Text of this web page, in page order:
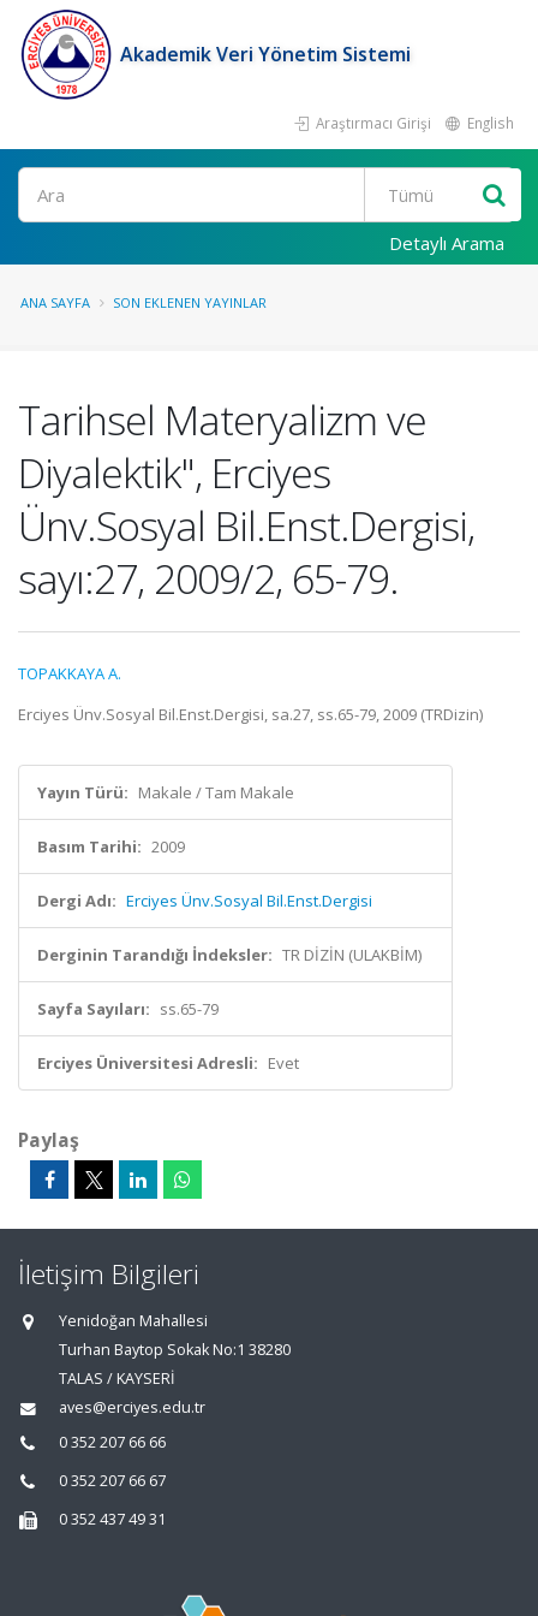
Akademik Veri Yönetim Sistemi
Araştırmacı Girişi English
Ara
Detaylı Arama
ANA SAYFA SON EKLENEN YAYINLAR
Tarihsel Materyalizm ve
Diyalektik", Erciyes
Ünv.Sosyal Bil.Enst.Dergisi,
sayı:27, 2009/2, 65-79.
TOPAKKAYA A.
Erciyes Ünv.Sosyal Bil.Enst.Dergisi, sa.27, ss.65-79, 2009 (TRDizin)
Yayın Türü: Makale / Tam Makale
Basım Tarihi: 2009
Dergi Adı: Erciyes Ünv.Sosyal Bil.Enst.Dergisi
Derginin Tarandığı İndeksler: TR DİZİN (ULAKBİM)
Sayfa Sayıları: ss.65-79
Erciyes Üniversitesi Adresli: Evet
Paylaş
İletişim Bilgileri
Yenidoğan Mahallesi
Turhan Baytop Sokak No:1 38280
TALAS / KAYSERİ
aves@erciyes.edu.tr
0 352 207 66 66
0 352 207 66 67
0 352 437 49 31